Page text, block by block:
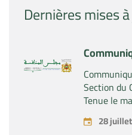
Dernières mises
Section du
Tenue le
28